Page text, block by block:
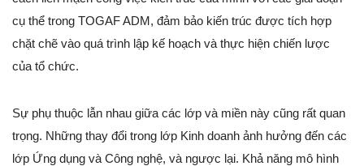
cụ thể trong TOGAF ADM, đảm bảo kiến trúc được tích hợp
chặt chẽ vào quá trình lập kế hoạch và thực hiện chiến lược
của tổ chức.
Sự phụ thuộc lẫn nhau giữa các lớp và miền này cũng rất quan
trọng. Những thay đổi trong lớp Kinh doanh ảnh hưởng đến các
lớp Ứng dụng và Công nghệ, và ngược lại. Khả năng mô hình